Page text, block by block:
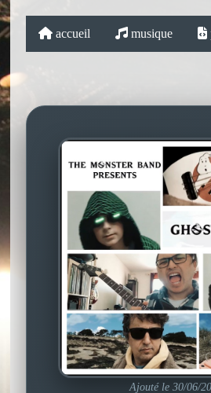
accueil musique
Ajouté le 30/06/